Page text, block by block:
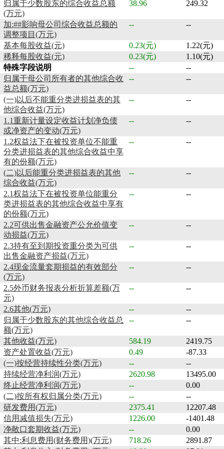
归属于少数股东的综合收益总额
(万元)
38.96 249.32
加:##影响母公司综合收益总额的
调整项目(万元)
-- --
基本每股收益(元) 0.23(元)
1.22(元)
稀释每股收益(元)
0.23(元)
1.10(元)
特殊字段说明
--
--
归属于母公司所有者的其他综合收
益总额(万元)
-- --
(一)以后不能重分类进损益表的其
他综合收益(万元)
-- --
1.1重新计量设定收益计划净负债
或净资产的变动(万元)
-- --
1.2权益法下在被投资单位不能重
分类进损益表的其他综合收益中享
有的份额(万元)
-- --
(二)以后能重分类进损益表的其他
综合收益(万元)
-- --
2.1权益法下在被投资单位能重分
类进损益表的其他综合收益中享有
的份额(万元)
-- --
2.2可供出售金融资产公允价值变
动损益(万元)
-- --
2.3持有至到期投资重分类为可供
出售金融资产损益(万元)
-- --
2.4现金流量套期损益的有效部分
(万元)
-- --
2.5外币财务报表分析折算差额(万
元)
-- --
2.6其他(万元) --
--
归属于少数股东的其他综合收益总
额(万元)
-- --
其他收益(万元) 584.19
2419.75
资产处置收益(万元)
0.49
-87.33
(一)按经营持续性分类(万元)
--
--
持续经营净利润(万元)
2620.98
13495.00
终止经营净利润(万元)
--
0.00
(二)按所有权归属分类(万元)
--
--
研发费用(万元)
2375.41
12207.48
信用减值损失(万元)
1226.00
-1401.48
净敞口套期收益(万元)
--
0.00
其中:利息费用(财务费用)(万元)
718.26
2891.87